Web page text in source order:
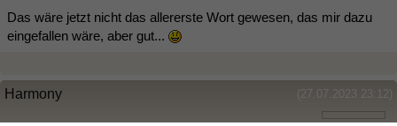
Das wäre jetzt nicht das allererste Wort gewesen, das mir dazu
eingefallen wäre, aber gut...
(27.07.2023 23:12)
Harmony